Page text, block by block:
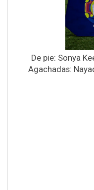
De pie: Sonya
Agachadas: